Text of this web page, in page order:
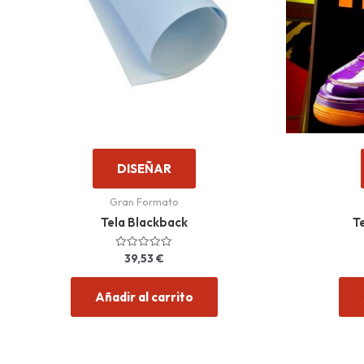
DISEÑAR
Gran Formato
Tela Blackback
Valorado
con
0
5
39,53 €
Añadir al carrito